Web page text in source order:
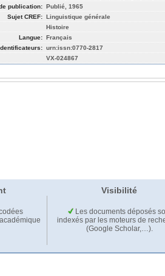
publication: Publié, 1965
Sujet CREF: Linguistique générale
Histoire
Langue: Français
urn:issn:0770-2817
VX-024867
Visibilité
Les documents déposés
indexés par les moteurs de
(Google Scholar,…).